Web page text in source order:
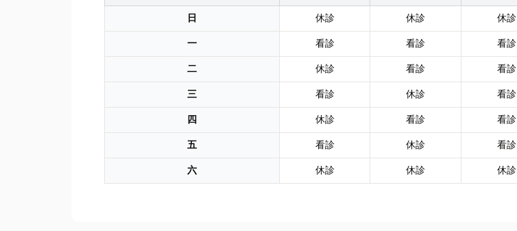
日
休診 休診
休診
一
看診 看診
看診
二
休診 看診
看診
三
看診 休診
看診
四
休診 看診
看診
五
看診 休診
看診
六
休診 休診 休診